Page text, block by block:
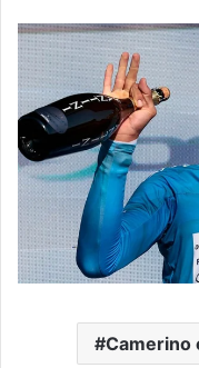
Camerino